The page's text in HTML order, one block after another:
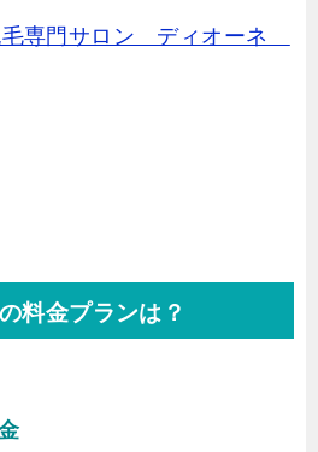
毛専門サロン ディオーネ
料金プランは？